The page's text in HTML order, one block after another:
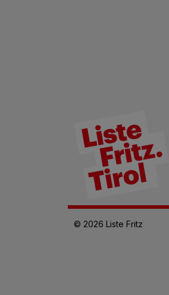
© 2026 Liste Fritz